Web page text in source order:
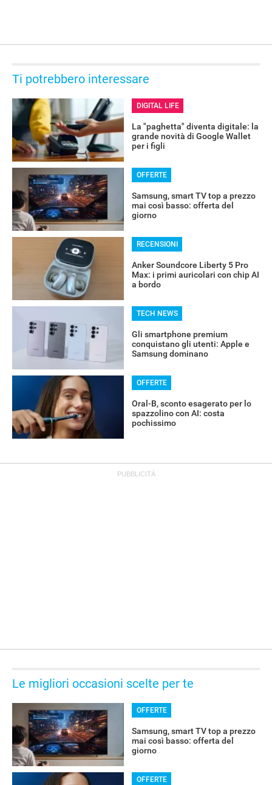
RECENSIONI
Ti potrebbero interessare
DIGITAL LIFE
La "paghetta" diventa digitale: la
grande novità di Google Wallet
per i figli
OFFERTE
Samsung, smart TV top a prezzo
mai così basso: offerta del
giorno
RECENSIONI
Anker Soundcore Liberty 5 Pro
Max: i primi auricolari con chip AI
a bordo
TECH NEWS
Gli smartphone premium
conquistano gli utenti: Apple e
Samsung dominano
OFFERTE
Oral-B, sconto esagerato per lo
spazzolino con AI: costa
pochissimo
Le migliori occasioni scelte per te
OFFERTE
Samsung, smart TV top a prezzo
mai così basso: offerta del
giorno
OFFERTE